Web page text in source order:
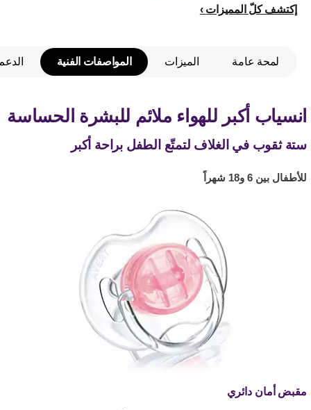
إكتشف كلّ المميزات
لمحة عامة الميزات المواصفات الفنية
انسياب أكبر للهواء ملائم للبشرة الحساسة
ستة ثقوب في الغلاف لتمتّع الطفل براحة أكبر
للأطفال بين 6 و18 شهراً
مقبض أمان دائري